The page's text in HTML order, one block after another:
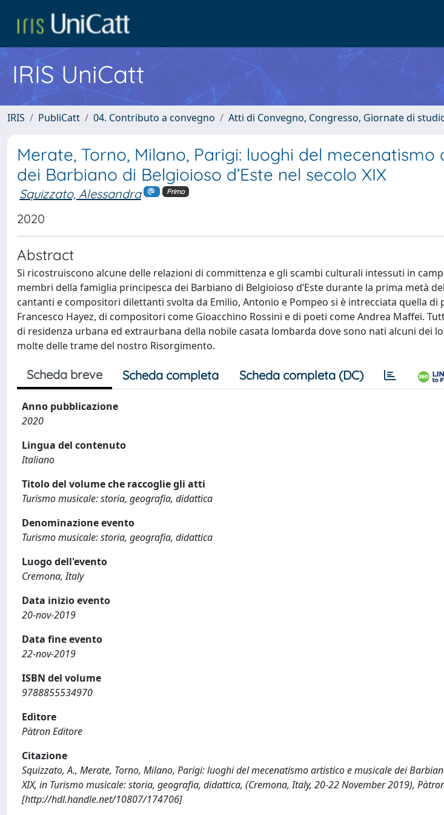
IRIS UniCatt
IRIS PubliCatt 04. Contributo a convegno Atti di Convegno, Congresso, Giornate di
Merate, Torno, Milano, Parigi: luoghi del
dei Barbiano di Belgioioso d’Este nel secolo XIX
Squizzato, Alessandra Primo
2020
Abstract
Si ricostruiscono alcune delle relazioni di committenza e gli scambi culturali intessuti in
membri della famiglia principesca dei Barbiano di Belgioioso d’Este durante la prima metà
cantanti e compositori dilettanti svolta da Emilio, Antonio e Pompeo si è intrecciata quella
Francesco Hayez, di compositori come Gioacchino Rossini e di poeti come Andrea Maffei.
di residenza urbana ed extraurbana della nobile casata lombarda dove sono nati alcuni dei
molte delle trame del nostro Risorgimento.
Scheda breve Scheda completa Scheda completa (DC)
Anno pubblicazione
2020
Lingua del contenuto
Italiano
Titolo del volume che raccoglie gli atti
Turismo musicale: storia, geografia, didattica
Denominazione evento
Turismo musicale: storia, geografia, didattica
Luogo dell'evento
Cremona, Italy
Data inizio evento
20-nov-2019
Data fine evento
22-nov-2019
ISBN del volume
9788855534970
Editore
Pàtron Editore
Citazione
Squizzato, A., Merate, Torno, Milano, Parigi: luoghi del mecenatismo artistico e musicale dei
XIX, in Turismo musicale: storia, geografia, didattica, (Cremona, Italy, 20-22 November 2019),
[http://hdl.handle.net/10807/174706]